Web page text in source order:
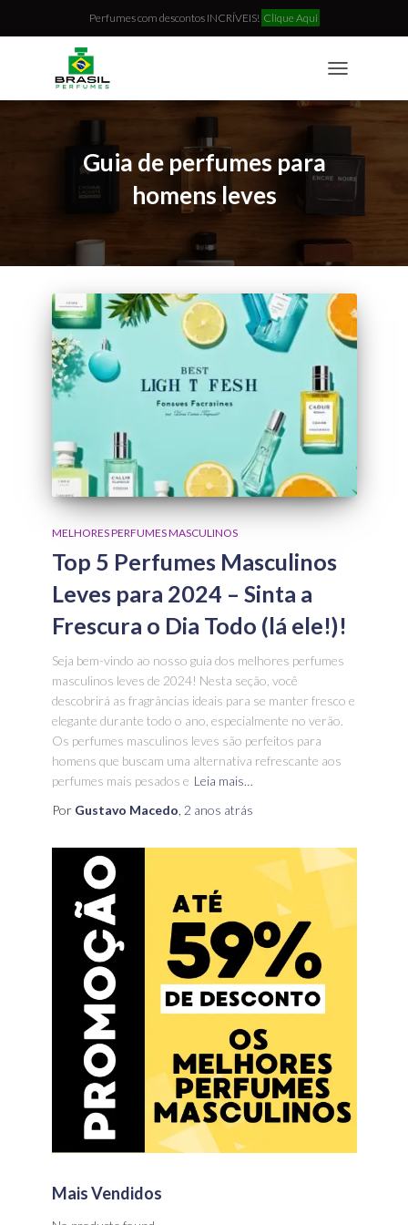
Perfumes com descontos INCRÍVEIS! Clique Aqui
NAVIGATION
Guia de perfumes para
homens leves
MELHORES PERFUMES MASCULINOS
Top 5 Perfumes Masculinos
Leves para 2024 – Sinta a
Frescura o Dia Todo (lá ele!)!
Seja bem-vindo ao nosso guia dos melhores perfumes
masculinos leves de 2024! Nesta seção, você
descobrirá as fragrâncias ideais para se manter fresco e
elegante durante todo o ano, especialmente no verão.
Os perfumes masculinos leves são perfeitos para
homens que buscam uma alternativa refrescante aos
perfumes mais pesados e Leia mais…
Por Gustavo Macedo 2 anos atrás
Mais Vendidos